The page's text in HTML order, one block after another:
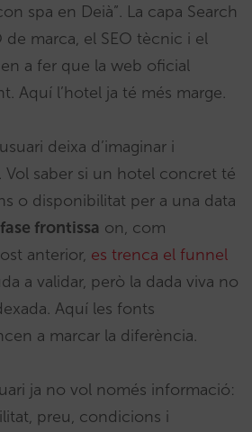
spa en Deià”. La capa Search
de marca, el SEO tècnic i el
a fer que la web oficial
Aquí l’hotel ja té més marge.
deixa d’imaginar i
Vol saber si un hotel concret té
o disponibilitat per a una data
fase frontissa on, com
anterior, es trenca el funnel
a validar, però la dada viva no
Aquí les fonts
a marcar la diferència.
ja no vol només informació:
preu, condicions i